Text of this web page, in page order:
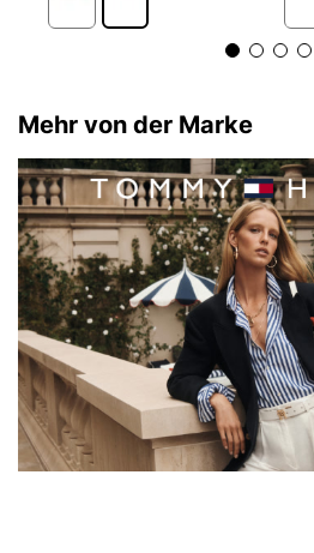
Mehr von der Marke